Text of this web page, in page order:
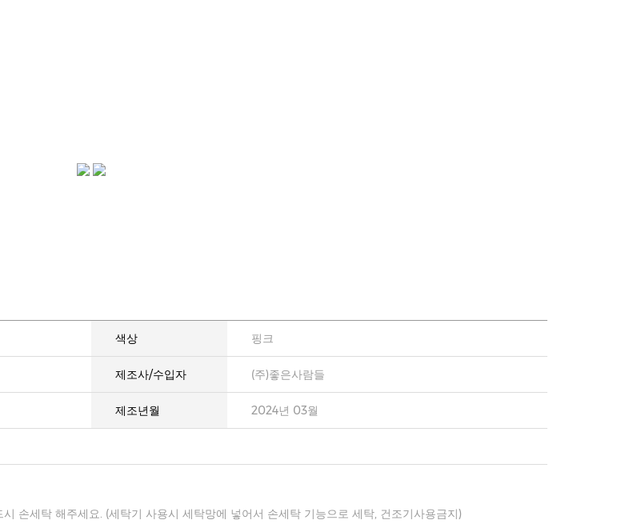
색상 핑크
제조사/수입자 (주)좋은사람들
제조년월 2024년 03월
손세탁 해주세요. (세탁기 사용시 세탁망에 넣어서 손세탁 기능으로 세탁, 건조기사용금지)